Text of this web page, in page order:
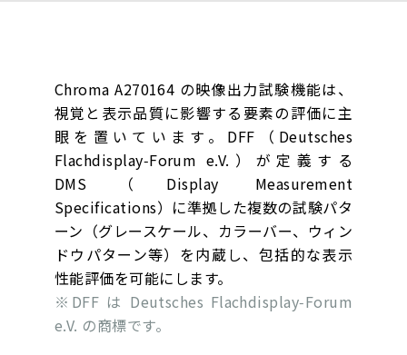
Chroma A270164 の映像出力試験機能は、
視覚と表示品質に影響する要素の評価に主
眼を置いています。DFF（Deutsches
Flachdisplay‑Forum e.V.）が定義する
DMS（Display Measurement
Specifications）に準拠した複数の試験パタ
ーン（グレースケール、カラーバー、ウィン
ドウパターン等）を内蔵し、包括的な表示
性能評価を可能にします。
※DFF は Deutsches Flachdisplay‑Forum
e.V. の商標です。